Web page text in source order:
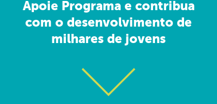
Apoie Programa e contribua
com o desenvolvimento de
milhares de jovens